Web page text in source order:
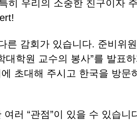
히 우리의 소중한 친구이자
감회가 있습니다. 준비위
학원 교수의 봉사”를 발표
초대해 주시고 한국을 방문
러 “관점”이 있을 수 있습니